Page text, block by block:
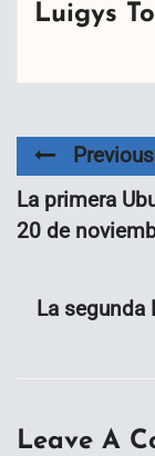
Luigys
La primera
20 de
La segunda
Leave A